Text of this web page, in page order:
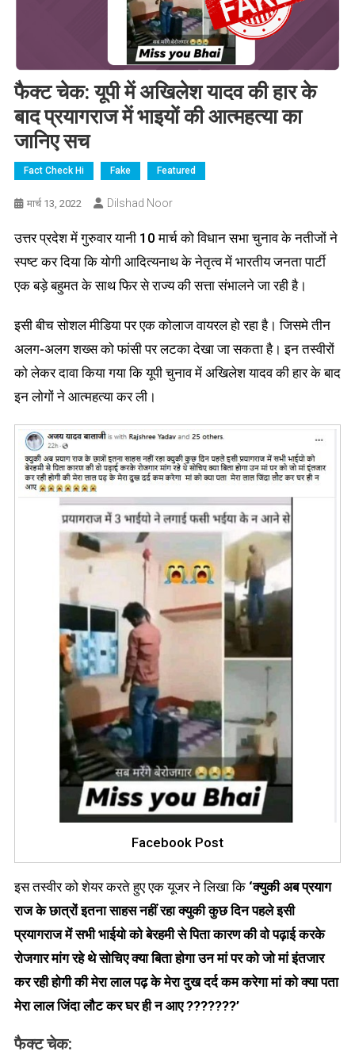
फैक्ट चेक: यूपी में अखिलेश यादव की हार के
बाद प्रयागराज में भाइयों की आत्महत्या का
जानिए सच
Fact Check Hi Fake Featured
मार्च 13, 2022 Dilshad Noor
उत्तर प्रदेश में गुरुवार यानी 10 मार्च को विधान सभा चुनाव के नतीजों ने
स्पष्ट कर दिया कि योगी आदित्यनाथ के नेतृत्व में भारतीय जनता पार्टी
एक बड़े बहुमत के साथ फिर से राज्य की सत्ता संभालने जा रही है।
इसी बीच सोशल मीडिया पर एक कोलाज वायरल हो रहा है। जिसमे तीन
अलग-अलग शख्स को फांसी पर लटका देखा जा सकता है। इन तस्वीरों
को लेकर दावा किया गया कि यूपी चुनाव में अखिलेश यादव की हार के बाद
इन लोगों ने आत्महत्या कर ली।
Facebook Post
इस तस्वीर को शेयर करते हुए एक यूजर ने लिखा कि ‘क्युकी अब प्रयाग
राज के छात्रों इतना साहस नहीं रहा क्युकी कुछ दिन पहलेइसी
प्रयागराज में सभी भाईयो को बेरहमी से पिता कारण की वो पढ़ाई करके
रोजगार मांग रहे थे सोचिए क्या बिता होगा उन मां पर को जो मां इंतजार
कररही होगी की मेरा लाल पढ़ के मेरा दुख दर्द कम करेगामां को क्या पता
मेरा लाल जिंदा लौट कर घर ही न आए???????’
फैक्ट चेक: